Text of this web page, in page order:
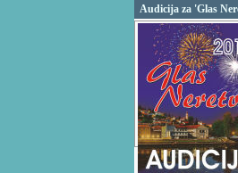
Audicija za 'Glas